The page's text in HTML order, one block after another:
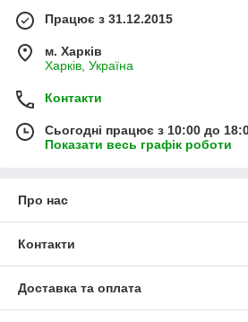
Працює з 31.12.2015
м. Харків
Харків, Україна
Контакти
Сьогодні працює з 10:00 до
Показати весь графік роботи
Про нас
Контакти
Доставка та оплата